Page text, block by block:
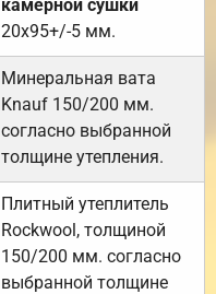
камерной сушки
20х95+/-5 мм.
Минеральная вата
Knauf 150/200 мм.
согласно выбранной
толщине утепления.
Плитный утеплитель
Rockwool, толщиной
150/200 мм. согласно
выбранной толщине